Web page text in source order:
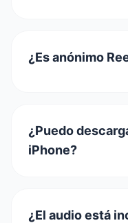
¿Es anónimo
¿Puedo
iPhone?
¿El audio está